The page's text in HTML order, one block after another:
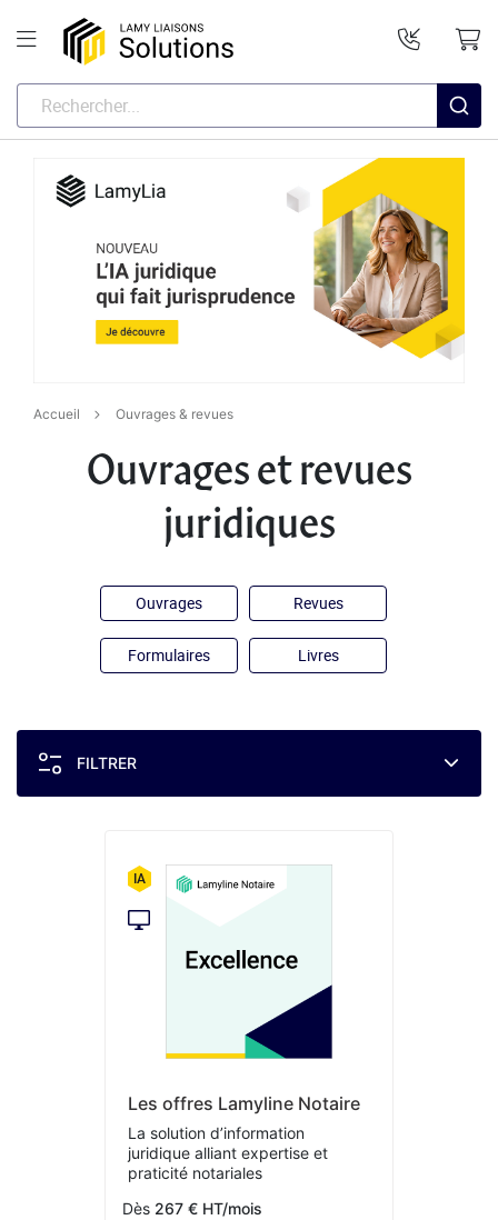
Accueil Ouvrages & revues
Ouvrages et revues
juridiques
Ouvrages Revues
Formulaires Livres
FILTRER
Les offres Lamyline Notaire
La solution d’information
juridique alliant expertise et
praticité notariales
Dès 267 € HT/mois